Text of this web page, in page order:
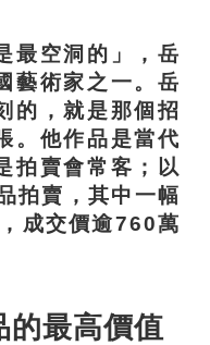
空洞的」 ， 岳
藝術家之一。 岳
的，就是那個招
。他作品是當代
拍賣會常客；以
拍賣，其中一幅
成交價逾760萬
的最高價值